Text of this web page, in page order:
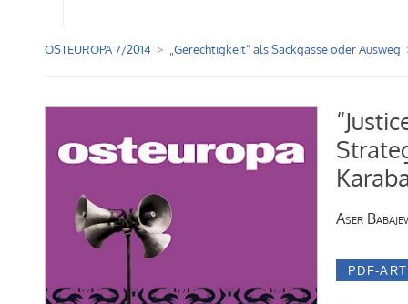
OSTEUROPA 7/2014 „Gerechtigkeit“ als Sackgasse oder Ausweg
Aser